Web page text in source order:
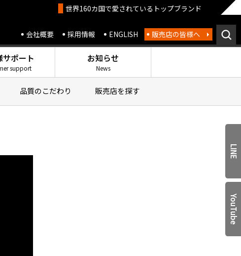
世界160カ国で愛されているトップブランド
会社概要 採用情報 ENGLISH 販売店の皆様へ
サポート
support
お知らせ
News
品質のこだわり 販売店を探す
LINE
YouTube